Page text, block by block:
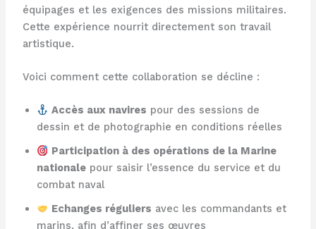
équipages et les exigences des missions militaires.
Cette expérience nourrit directement son travail
artistique.
Voici comment cette collaboration se décline :
Accès aux navires pour des sessions de
dessin et de photographie en conditions réelles
Participation à des opérations de la Marine
nationalepour saisir l’essence du service et du
combat naval
Echanges réguliers avec les commandants et
marins, afin d’affiner ses œuvres